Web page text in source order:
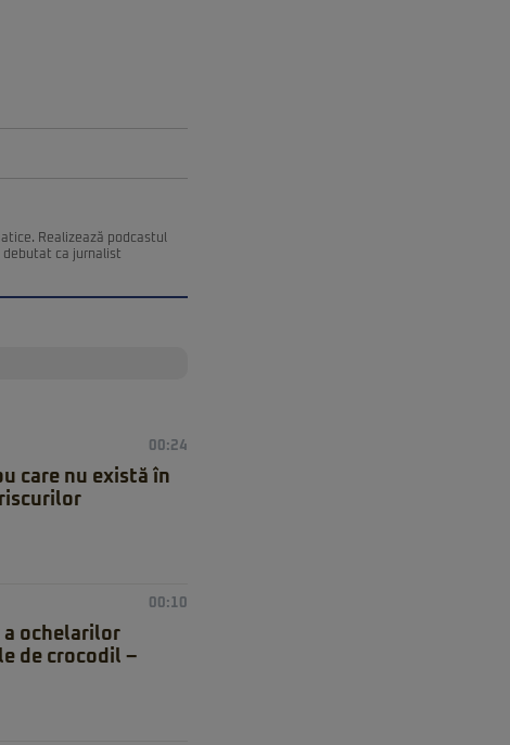
Realizează podcastul
debutat ca jurnalist
00:24
care nu există în
00:10
a ochelarilor
de crocodil –